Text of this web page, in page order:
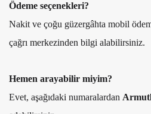
Ödeme seçenekleri?
Nakit ve çoğu güzergâhta mobil
çağrı merkezinden bilgi alabilirsiniz.
Hemen arayabilir miyim?
Evet, aşağıdaki numaralardan